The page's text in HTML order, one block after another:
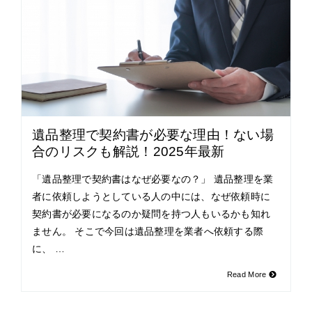
遺品整理で契約書が必要な理由！ない場
合のリスクも解説！2025年最新
「遺品整理で契約書はなぜ必要なの？」 遺品整理を業
者に依頼しようとしている人の中には、なぜ依頼時に
契約書が必要になるのか疑問を持つ人もいるかも知れ
ません。 そこで今回は遺品整理を業者へ依頼する際
に、 …
Read More